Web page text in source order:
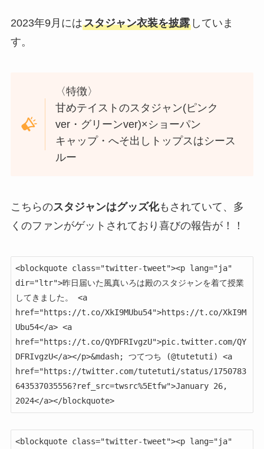
2023年9月にはスタジャン衣装を披露していま
す。
〈特徴〉
甘めテイストのスタジャン(ピンク
ver・グリーンver)×ショーパン
キャップ・へそ出しトップスはシース
ルー
こちらのスタジャンはグッズ化もされていて、多
くのファンがゲットされており喜びの報告が！！
<blockquote class="twitter-tweet"><p lang="ja"
dir="ltr">昨日届いた風真いろは殿のスタジャンを着て授業
してきました。 <a
href="https://t.co/XkI9MUbu54">https://t.co/XkI9M
Ubu54</a> <a
href="https://t.co/QYDFRIvgzU">pic.twitter.com/QY
DFRIvgzU</a></p>&mdash; つてつち (@tutetuti) <a
href="https://twitter.com/tutetuti/status/1750783
643537035556?ref_src=twsrc%5Etfw">January 26,
2024</a></blockquote>
<blockquote class="twitter-tweet"><p lang="ja"